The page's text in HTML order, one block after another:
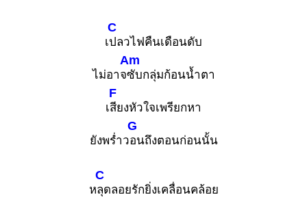
เ
C
ปลวไฟคืนเดือนดับ
ไม่อาจ
Am
ซับกลุ่มก้อนน้ำตา
เ
F
สียงหัวใจเพรียกหา
ยังพร่ำว
G
อนถึงตอนก่อนนั้น
ห
C
ลุดลอยรักยิ่งเคลื่อนคล้อย